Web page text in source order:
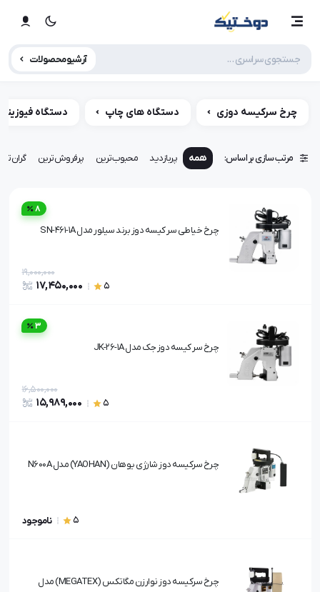
آرشیو محصولات
چرخ سرکیسه دوزی دستگاه های چاپ دستگاه
مرتب سازی بر اساس: همه پربازدید محبوب‌ترین پرفروش‌ترین
چرخ خیاطی سر کیسه دوز برند سیلور مدل SN-461-1A
5
19,000,000
17,450,000
8
چرخ سر کیسه دوز جک مدل JK-26-1A
5
16,500,000
15,989,000
3
چرخ سرکیسه دوز شارژی یوهان (YAOHAN) مدل N600A
5 ناموجود
چرخ سرکیسه دوز نوارزن مگاتکس (MEGATEX) مدل